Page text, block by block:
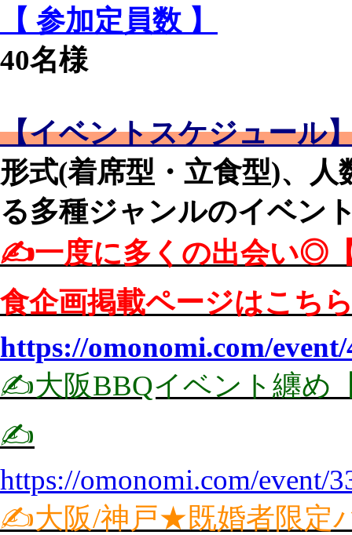
【 参加定員数 】
40名様
【イベントスケジュール
形式(着席型・立食型)、
る多種ジャンルのイベン
✍️一度に多くの出会い◎【
食企画掲載ページはこち
https://omonomi.com/
✍️大阪BBQイベント纏め
✍️
https://omonomi.com/event/
✍️大阪/神戸★既婚者限定